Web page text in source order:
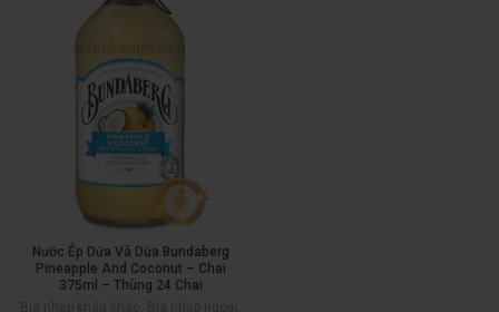
Nước Ép Dứa Và Dừa Bundaberg
Pineapple And Coconut – Chai
375ml – Thùng 24 Chai